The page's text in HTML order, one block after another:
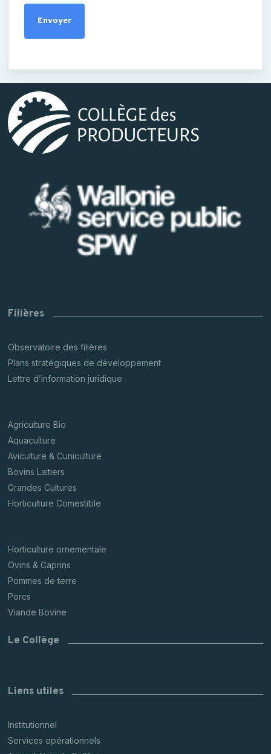
Filières
Observatoire des filières
Plans stratégiques de développement
Lettre d’information juridique
Agriculture Bio
Aquaculture
Aviculture & Cuniculture
Bovins Laitiers
Grandes Cultures
Horticulture Comestible
Horticulture ornementale
Ovins & Caprins
Pommes de terre
Porcs
Viande Bovine
Le Collège
Liens utiles
Institutionnel
Services opérationnels